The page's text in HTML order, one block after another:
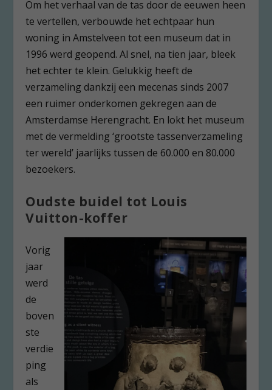
Om het verhaal van de tas door de eeuwen heen
te vertellen, verbouwde het echtpaar hun
woning in Amstelveen tot een museum dat in
1996 werd geopend. Al snel, na tien jaar, bleek
het echter te klein. Gelukkig heeft de
verzameling dankzij een mecenas sinds 2007
een ruimer onderkomen gekregen aan de
Amsterdamse Herengracht. En lokt het museum
met de vermelding ‘grootste tassenverzameling
ter wereld’ jaarlijks tussen de 60.000 en 80.000
bezoekers.
Oudste buidel tot Louis
Vuitton-koffer
Vorig
jaar
werd
de
boven
ste
verdie
ping
als